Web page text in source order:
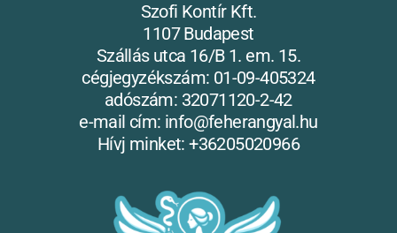
Szofi Kontír Kft.
1107 Budapest
Szállás utca 16/B 1. em. 15.
cégjegyzékszám: 01-09-405324
adószám: 32071120-2-42
e-mail cím: info@feherangyal.hu
Hívj minket: +36205020966